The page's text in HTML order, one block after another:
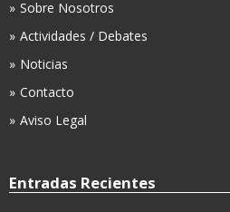
Sobre Nosotros
Actividades / Debates
Noticias
Contacto
Aviso Legal
Entradas Recientes